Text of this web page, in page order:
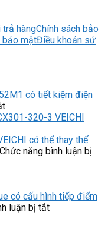
trả hàngChính sách bảo
bảo mậtĐiều khoản sử
có tiết kiệm điện
ở
Công
áp
suất
kiệm
điện
320-3 VEICHI
có thể thay thế
Chức năng bình luận bị
có cấu hình tiếp điểm
luận bị tắtở